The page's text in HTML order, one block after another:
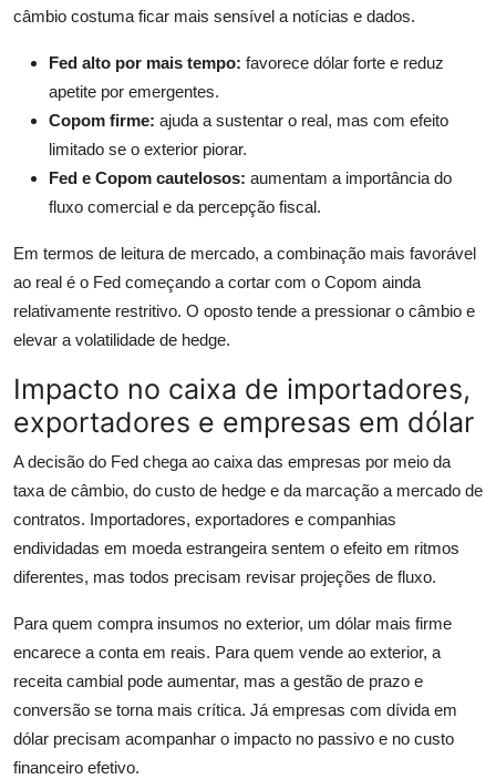
câmbio costuma ficar mais sensível a notícias e dados.
Fed alto por mais tempo: favorece dólar forte e reduz
apetite por emergentes.
Copom firme: ajuda a sustentar o real, mas com efeito
limitado se o exterior piorar.
Fed e Copom cautelosos: aumentam a importância do
fluxo comercial e da percepção fiscal.
Em termos de leitura de mercado, a combinação mais favorável
ao real é o Fed começando a cortar com o Copom ainda
relativamente restritivo. O oposto tende a pressionar o câmbio e
elevar a volatilidade de hedge.
Impacto no caixa de importadores,
exportadores e empresas em dólar
A decisão do Fed chega ao caixa das empresas por meio da
taxa de câmbio, do custo de hedge e da marcação a mercado de
contratos. Importadores, exportadores e companhias
endividadas em moeda estrangeira sentem o efeito em ritmos
diferentes, mas todos precisam revisar projeções de fluxo.
Para quem compra insumos no exterior, um dólar mais firme
encarece a conta em reais. Para quem vende ao exterior, a
receita cambial pode aumentar, mas a gestão de prazo e
conversão se torna mais crítica. Já empresas com dívida em
dólar precisam acompanhar o impacto no passivo e no custo
financeiro efetivo.